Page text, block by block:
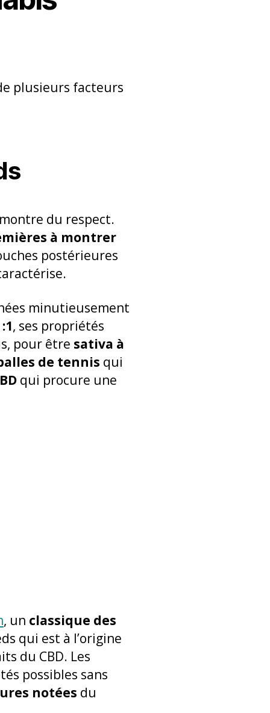
plusieurs facteurs
du respect.
à montrer
postérieures
minutieusement
, ses propriétés
pour être sativa à
de tennis qui
qui procure une
, un classique des
qui est à l’origine
du CBD. Les
possibles sans
notées du